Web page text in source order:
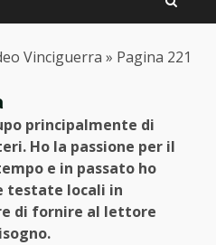
Vinciguerra » Pagina 221
principalmente di
Ho la passione per il
e in passato ho
testate locali in
di fornire al lettore